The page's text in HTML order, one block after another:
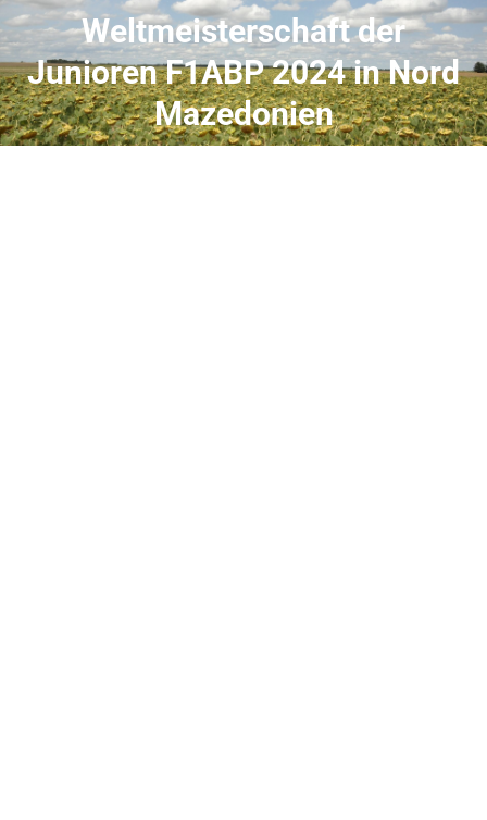
Weltmeisterschaft der
Junioren F1ABP 2024 in Nord
Mazedonien